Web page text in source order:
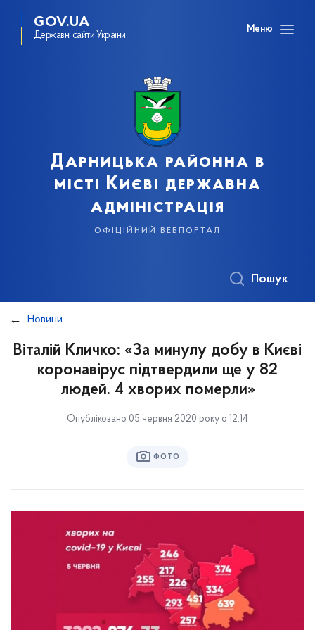
GOV.UA
Державні сайти України
Меню
Дарницька районна в
місті Києві державна
адміністрація
офіційний вебпортал
Пошук
Новини
Віталій Кличко: «За минулу добу в Києві
коронавірус підтвердили ще у 82
людей. 4 хворих померли»
Опубліковано 05 червня 2020 року о 12:14
ФОТО